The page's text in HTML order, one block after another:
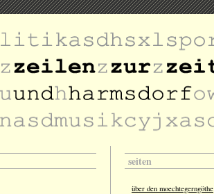
seiten
über den moechtegerngöthe